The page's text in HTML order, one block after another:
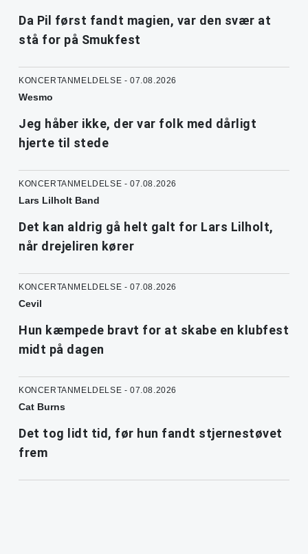
Da Pil først fandt magien, var den svær at
stå for på Smukfest
KONCERTANMELDELSE - 07.08.2026
Wesmo
Jeg håber ikke, der var folk med dårligt
hjerte til stede
KONCERTANMELDELSE - 07.08.2026
Lars Lilholt Band
Det kan aldrig gå helt galt for Lars Lilholt,
når drejeliren kører
KONCERTANMELDELSE - 07.08.2026
Cevil
Hun kæmpede bravt for at skabe en klubfest
midt på dagen
KONCERTANMELDELSE - 07.08.2026
Cat Burns
Det tog lidt tid, før hun fandt stjernestøvet
frem